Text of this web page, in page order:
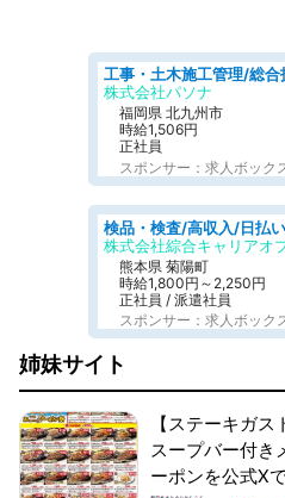
株式会社パソナ
福岡県 北九州市
時給1,506円
正社員
スポンサー：求人ボック
株式会社綜合キャリアオ
熊本県 菊陽町
時給1,800円～2,250円
正社員 / 派遣社員
スポンサー：求人ボック
姉妹サイト
【ステーキガ
スープバー付き
ーポンを公式X